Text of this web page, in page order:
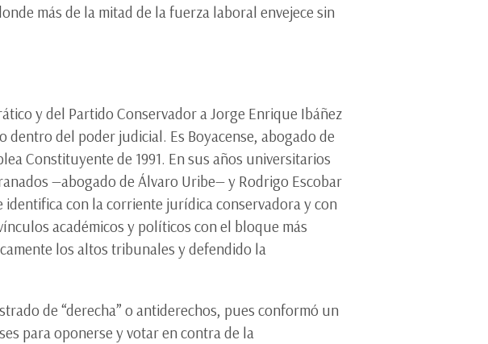
más de la mitad de la fuerza laboral envejece sin
y del Partido Conservador a Jorge Enrique Ibáñez
del poder judicial. Es Boyacense, abogado de
Constituyente de 1991. En sus años universitarios
—abogado de Álvaro Uribe— y Rodrigo Escobar
con la corriente jurídica conservadora y con
académicos y políticos con el bloque más
los altos tribunales y defendido la
de “derecha” o antiderechos, pues conformó un
para oponerse y votar en contra de la